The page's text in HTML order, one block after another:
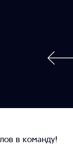
в команду!